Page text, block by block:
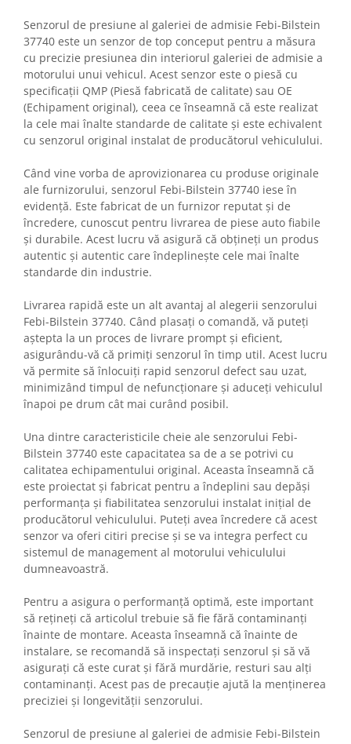
Senzorul de presiune al galeriei de admisie Febi-Bilstein
37740 este un senzor de top conceput pentru a măsura
cu precizie presiunea din interiorul galeriei de admisie a
motorului unui vehicul. Acest senzor este o piesă cu
specificații QMP (Piesă fabricată de calitate) sau OE
(Echipament original), ceea ce înseamnă că este realizat
la cele mai înalte standarde de calitate și este echivalent
cu senzorul original instalat de producătorul vehiculului.
Când vine vorba de aprovizionarea cu produse originale
ale furnizorului, senzorul Febi-Bilstein 37740 iese în
evidență. Este fabricat de un furnizor reputat și de
încredere, cunoscut pentru livrarea de piese auto fiabile
și durabile. Acest lucru vă asigură că obțineți un produs
autentic și autentic care îndeplinește cele mai înalte
standarde din industrie.
Livrarea rapidă este un alt avantaj al alegerii senzorului
Febi-Bilstein 37740. Când plasați o comandă, vă puteți
aștepta la un proces de livrare prompt și eficient,
asigurându-vă că primiți senzorul în timp util. Acest lucru
vă permite să înlocuiți rapid senzorul defect sau uzat,
minimizând timpul de nefuncționare și aduceți vehiculul
înapoi pe drum cât mai curând posibil.
Una dintre caracteristicile cheie ale senzorului Febi-
Bilstein 37740 este capacitatea sa de a se potrivi cu
calitatea echipamentului original. Aceasta înseamnă că
este proiectat și fabricat pentru a îndeplini sau depăși
performanța și fiabilitatea senzorului instalat inițial de
producătorul vehiculului. Puteți avea încredere că acest
senzor va oferi citiri precise și se va integra perfect cu
sistemul de management al motorului vehiculului
dumneavoastră.
Pentru a asigura o performanță optimă, este important
să rețineți că articolul trebuie să fie fără contaminanți
înainte de montare. Aceasta înseamnă că înainte de
instalare, se recomandă să inspectați senzorul și să vă
asigurați că este curat și fără murdărie, resturi sau alți
contaminanți. Acest pas de precauție ajută la menținerea
preciziei și longevității senzorului.
Senzorul de presiune al galeriei de admisie Febi-Bilstein